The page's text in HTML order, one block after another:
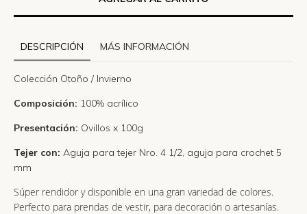
DESCRIPCIÓN MÁS INFORMACIÓN
Colección Otoño / Invierno
Composición: 100% acrílico
Presentación: Ovillos x 100g
Tejer con: Aguja para tejer Nro. 4 1/2, aguja para crochet 5
mm
Súper rendidor y disponible en una gran variedad de colores.
Perfecto para prendas de vestir, para decoración o artesanías.